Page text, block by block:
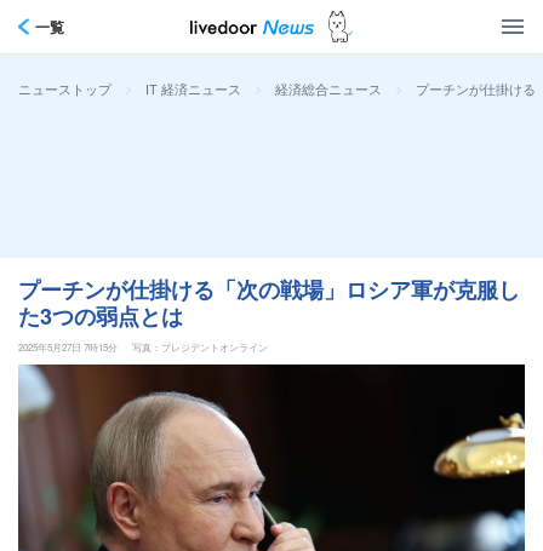
一覧
ニューストップ > IT 経済ニュース > 経済総合ニュース > プーチンが仕掛ける
プーチンが仕掛ける「次の戦場」ロシア軍が克服し
た3つの弱点とは
2025年5月27日 7時15分 写真：プレジデントオンライン